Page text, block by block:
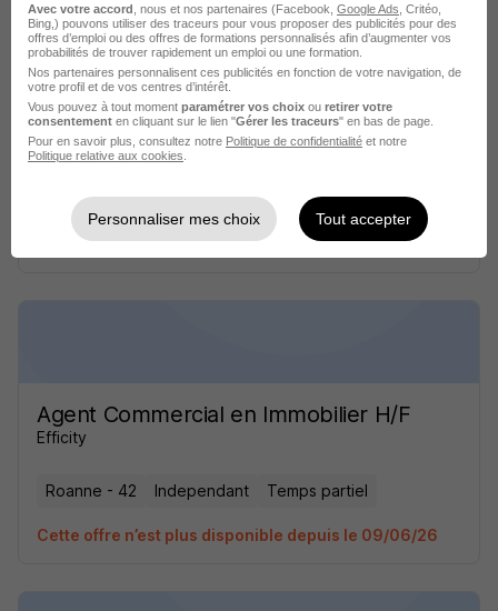
Agent Commercial en Immobilier H/F
Optimhome
Roanne - 42 Independant Temps partiel
Cette offre n’est plus disponible depuis le 19/05/26
Agent Commercial en Immobilier H/F
Efficity
Roanne - 42 Independant Temps partiel
Cette offre n’est plus disponible depuis le 09/06/26
Avec votre accord , nous et nos partenaires (Facebook, Google Ads , Critéo,
Bing,) pouvons utiliser des traceurs pour vous proposer des publicités pour des
offres d’emploi ou des offres de formations personnalisés afin d’augmenter vos
probabilités de trouver rapidement un emploi ou une formation.
Nos partenaires personnalisent ces publicités en fonction de votre navigation, de
votre profil et de vos centres d’intérêt.
Vous pouvez à tout moment paramétrer vos choix ou retirer votre
consentement en cliquant sur le lien "Gérer les traceurs" en bas de page.
Pour en savoir plus, consultez notre Politique de confidentialité et notre
Politique relative aux cookies
Personnaliser mes choix Tout accepter